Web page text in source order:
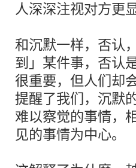
人深深注视对方更
和沉默一样，否认
到」某件事，否认
很重要，但人们却
提醒了我们，沉默
难以察觉的事情，
见的事情为中心。